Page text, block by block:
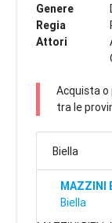
Genere
Regia
Attori
Acquista
tra le
Biella
MAZZINI
Biella